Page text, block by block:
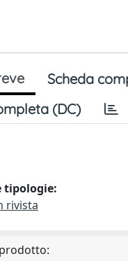
Scheda
(DC)
tipologie:
rivista